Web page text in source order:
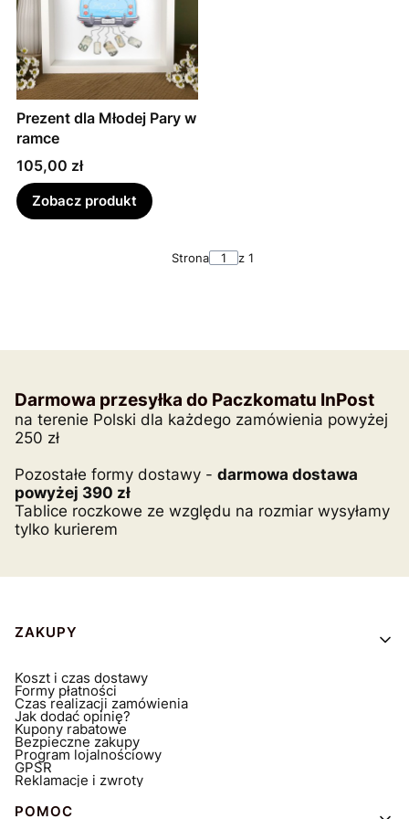
Prezent dla Młodej Pary w
ramce
Cena
105,00 zł
Zobacz produkt
Strona z 1
Darmowa przesyłka do Paczkomatu InPost
na terenie Polski dla każdego zamówienia powyżej
250 zł
Pozostałe formy dostawy - darmowa dostawa
powyżej 390 zł
Tablice roczkowe ze względu na rozmiar wysyłamy
tylko kurierem
Linki w stopce
ZAKUPY
Koszt i czas dostawy
Formy płatności
Czas realizacji zamówienia
Jak dodać opinię?
Kupony rabatowe
Bezpieczne zakupy
Program lojalnościowy
GPSR
Reklamacje i zwroty
POMOC